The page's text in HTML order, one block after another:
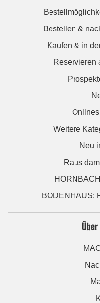
Bestellen &
Kaufen & in
Reservieren
Weitere
Neu
Raus
BODENHAUS:
Über